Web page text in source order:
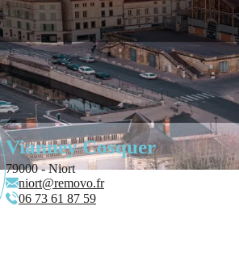
Vianney Cosquer
79000 - Niort
niort@removo.fr
06 73 61 87 59